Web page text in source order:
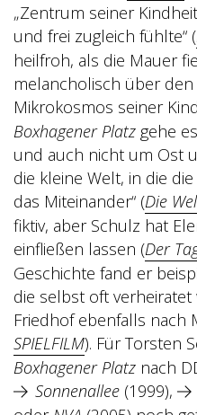
„Zentrum seiner
und frei zugleich fühlte“ (
heilfroh, als die Mauer
melancholisch über
Mikrokosmos seiner
Boxhagener Platz gehe
und auch nicht um Ost
die kleine Welt, in die
das Miteinander“ (Die
fiktiv, aber Schulz hat
einfließen lassen (Der
Geschichte fand er
die selbst oft
Friedhof ebenfalls nach
SPIELFILM). Für Torsten
Boxhagener Platz nach
Sonnenallee (1999),